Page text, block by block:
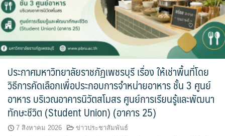
ประกาศมหาวิทยาลัยราชภัฏเพชรบุรี เรื่อง ให้เช่าพื้นที่โดย
วิธีการคัดเลือกเพื่อประกอบการจำหน่ายอาหาร ชั้น 3 ศูนย์
อาหาร บริเวณอาคารนิวัตสโมสร ศูนย์การเรียนรู้และพัฒนา
ทักษะชีวิต (Student Union) (อาคาร 25)
7 สิงหาคม 2026 ข่าวประชาสัมพันธ์